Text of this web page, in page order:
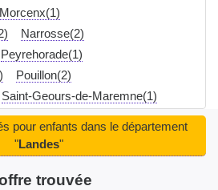
Morcenx(1)
Narrosse(2)
Peyrehorade(1)
Pouillon(2)
Saint-Geours-de-Maremne(1)
Saint-Pierre-du-Mont(2)
Vincent-de-Paul(2)
Tartas(3)
Ychoux(3)
trouvée
pour enfants dans le département
"Landes"